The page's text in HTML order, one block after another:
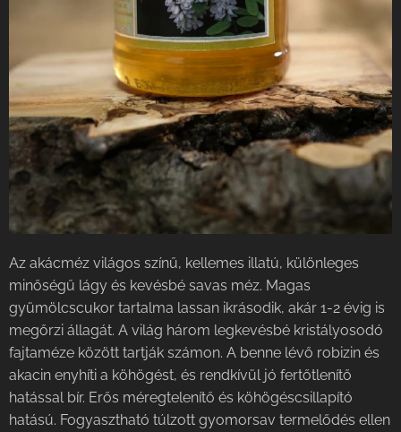
Az akácméz világos színű, kellemes illatú, különleges
minőségű lágy és kevésbé savas méz. Magas
gyümölcscukor tartalma lassan ikrásodik, akár 1-2 évig is
megőrzi állagát. A világ három legkevésbé kristályosodó
fajtaméze között tartják számon. A benne lévő robizin és
akacin enyhíti a köhögést, és rendkívül jó fertőtlenítő
hatással bír. Erős méregtelenítő és köhögéscsillapító
hatású. Fogyasztható túlzott gyomorsav termelődés ellen